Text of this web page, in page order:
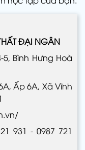
ĐẠI NGÂN
5, Bình Hưng Hoà
Ấp 6A, Xã Vĩnh
931 - 0987 721